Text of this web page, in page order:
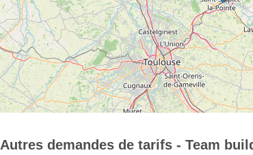
Autres demandes de tarifs - Team